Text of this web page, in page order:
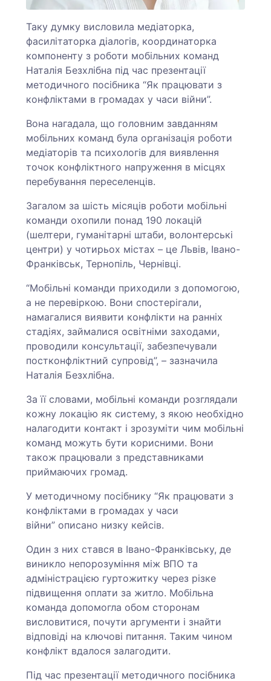
Таку думку висловила медіаторка,
фасилітаторка діалогів, координаторка
компоненту з роботи мобільних команд
Наталія Безхлібна під час презентації
методичного посібника “Як працювати з
конфліктами в громадах у часи війни”.
Вона нагадала, що головним завданням
мобільних команд була організація роботи
медіаторів та психологів для виявлення
точок конфліктного напруження в місцях
перебування переселенців.
Загалом за шість місяців роботи мобільні
команди охопили понад 190 локацій
(шелтери, гуманітарні штаби, волонтерські
центри) у чотирьох містах – це Львів, Івано-
Франківськ, Тернопіль, Чернівці.
“Мобільні команди приходили з допомогою,
а не перевіркою. Вони спостерігали,
намагалися виявити конфлікти на ранніх
стадіях, займалися освітніми заходами,
проводили консультації, забезпечували
постконфліктний супровід”, – зазначила
Наталія Безхлібна.
За її словами, мобільні команди розглядали
кожну локацію як систему, з якою необхідно
налагодити контакт і зрозуміти чим мобільні
команд можуть бути корисними. Вони
також працювали з представниками
приймаючих громад.
У методичному посібнику “Як працювати з
конфліктами в громадах у часи
війни” описано низку кейсів.
Один з них стався в Івано-Франківську, де
виникло непорозуміння між ВПО та
адміністрацією гуртожитку через різке
підвищення оплати за житло. Мобільна
команда допомогла обом сторонам
висловитися, почути аргументи і знайти
відповіді на ключові питання. Таким чином
конфлікт вдалося залагодити.
Під час презентації методичного посібника